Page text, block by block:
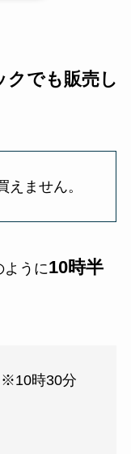
クでも販売し
ません。
ように10時半
※10時30分